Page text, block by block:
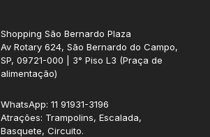
Shopping São Bernardo Plaza
Av Rotary 624, São Bernardo do Campo,
SP, 09721-000 | 3° Piso L3 (Praça de
alimentação)
WhatsApp: 11 91931-3196
Atrações: Trampolins, Escalada,
Basquete, Circuito.